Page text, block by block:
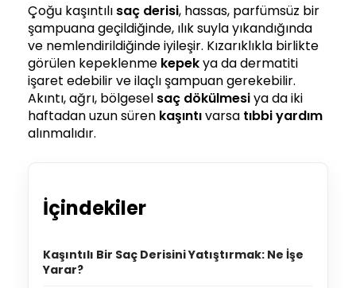
Çoğu kaşıntılı saç derisi, hassas, parfümsüz bir
şampuana geçildiğinde, ılık suyla yıkandığında
ve nemlendirildiğinde iyileşir. Kızarıklıkla birlikte
görülen kepeklenme kepekya da dermatiti
işaret edebilir ve ilaçlı şampuan gerekebilir.
Akıntı, ağrı, bölgesel saç dökülmesiya da iki
haftadan uzun süren kaşıntıvarsa tıbbi yardım
alınmalıdır.
İçindekiler
Kaşıntılı Bir Saç Derisini Yatıştırmak: Ne İşe
Yarar?